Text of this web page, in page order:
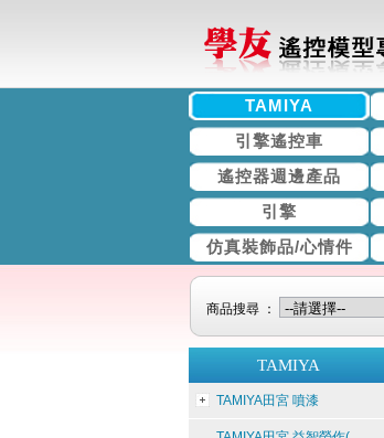
TAMIYA
引擎遙控車
遙控器週邊產品
引擎
仿真裝飾品/心情件
商品搜尋 ：
TAMIYA
TAMIYA田宮 噴漆